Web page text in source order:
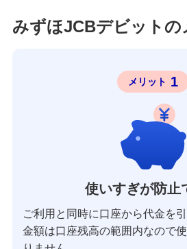
みずほJCBデビットの
メリット 1
使いすぎが防止
ご利用と同時に口座から代金を
金額は口座残高の範囲内なので